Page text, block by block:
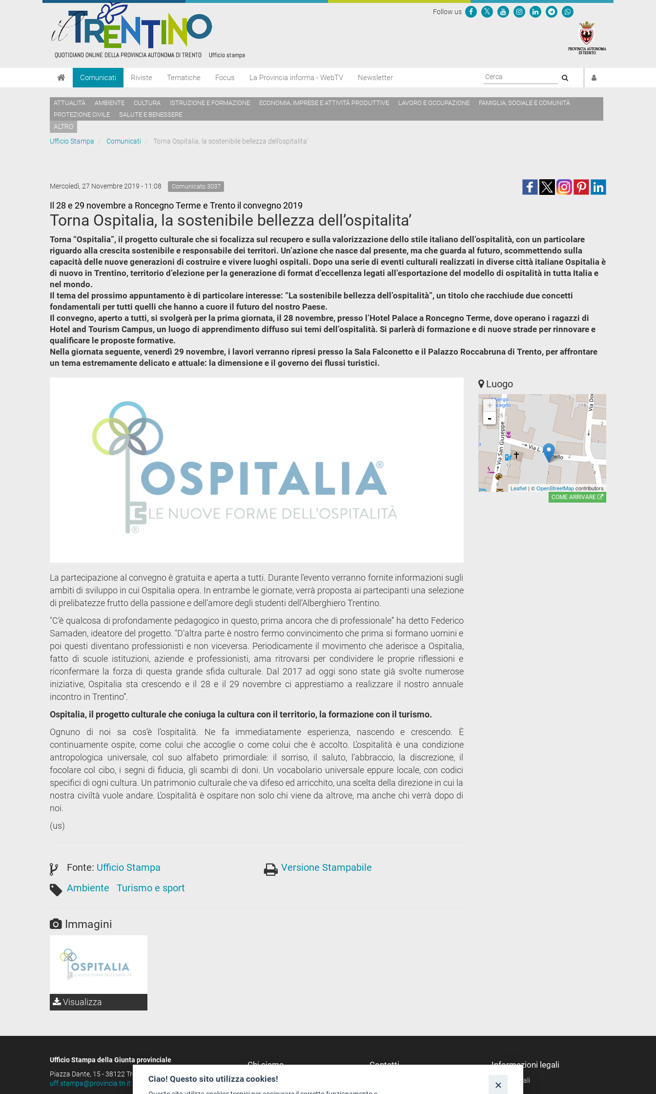
Follow us
Comunicati Riviste Tematiche Focus La Provincia informa - WebTV Newsletter
ATTUALITÀ AMBIENTE CULTURA ISTRUZIONE E FORMAZIONE ECONOMIA, IMPRESE E ATTIVITÀ PRODUTTIVE LAVORO E OCCUPAZIONE
FAMIGLIA, SOCIALE E COMUNITÀ
PROTEZIONE CIVILE
SALUTE E BENESSERE
ALTRO
Ufficio Stampa
Comunicati Torna Ospitalia, la sostenibile bellezza dell’ospitalita’
Mercoledì, 27 Novembre 2019 - 11:08 Comunicato 3037
Il 28 e 29 novembre a Roncegno Terme e Trento il convegno 2019
Torna Ospitalia, la sostenibile bellezza dell’ospitalita’
Torna “Ospitalia”, il progetto culturale che si focalizza sul recupero e sulla valorizzazione dello stile italiano dell’ospitalità, con un particolare
riguardo alla crescita sostenibile e responsabile dei territori. Un’azione che nasce dal presente, ma che guarda al futuro, scommettendo sulla
capacità delle nuove generazioni di costruire e vivere luoghi ospitali. Dopo una serie di eventi culturali realizzati in diverse città italiane Ospitalia è
di nuovo in Trentino, territorio d’elezione per la generazione di format d’eccellenza legati all’esportazione del modello di ospitalità in tutta Italia e
nel mondo.
Il tema del prossimo appuntamento è di particolare interesse: “La sostenibile bellezza dell’ospitalità”, un titolo che racchiude due concetti
fondamentali per tutti quelli che hanno a cuore il futuro del nostro Paese.
Il convegno, aperto a tutti, si svolgerà per la prima giornata, il 28 novembre, presso l’Hotel Palace a Roncegno Terme, dove operano i ragazzi di
Hotel and Tourism Campus, un luogo di apprendimento diffuso sui temi dell’ospitalità. Si parlerà di formazione e di nuove strade per rinnovare e
qualificare le proposte formative.
Nella giornata seguente, venerdì 29 novembre, i lavori verranno ripresi presso la Sala Falconetto e il Palazzo Roccabruna di Trento, per affrontare
un tema estremamente delicato e attuale: la dimensione e il governo dei flussi turistici.
La partecipazione al convegno è gratuita e aperta a tutti. Durante l’evento verranno fornite informazioni sugli
ambiti di sviluppo in cui Ospitalia opera. In entrambe le giornate, verrà proposta ai partecipanti una selezione
di prelibatezze frutto della passione e dell’amore degli studenti dell’Alberghiero Trentino.
"C’è qualcosa di profondamente pedagogico in questo, prima ancora che di professionale” ha detto Federico
Samaden, ideatore del progetto. "D’altra parte è nostro fermo convincimento che prima si formano uomini e
poi questi diventano professionisti e non viceversa. Periodicamente il movimento che aderisce a Ospitalia,
fatto di scuole istituzioni, aziende e professionisti, ama ritrovarsi per condividere le proprie riflessioni e
riconfermare la forza di questa grande sfida culturale. Dal 2017 ad oggi sono state già svolte numerose
iniziative, Ospitalia sta crescendo e il 28 e il 29 novembre ci apprestiamo a realizzare il nostro annuale
incontro in Trentino”.
Ospitalia, il progetto culturale che coniuga la cultura con il territorio, la formazione con il turismo.
Ognuno di noi sa cos’è l’ospitalità. Ne fa immediatamente esperienza, nascendo e crescendo. È
continuamente ospite, come colui che accoglie o come colui che è accolto. L’ospitalità è una condizione
antropologica universale, col suo alfabeto primordiale: il sorriso, il saluto, l’abbraccio, la discrezione, il
focolare col cibo, i segni di fiducia, gli scambi di doni. Un vocabolario universale eppure locale, con codici
specifici di ogni cultura. Un patrimonio culturale che va difeso ed arricchito, una scelta della direzione in cui la
nostra civiltà vuole andare. L’ospitalità è ospitare non solo chi viene da altrove, ma anche chi verrà dopo di
noi.
(us)
Fonte: Ufficio Stampa
Ambiente
Turismo e sport
Versione Stampabile
Immagini
Visualizza
Luogo
+
-
Leaflet | ©OpenStreetMapcontributors
COME ARRIVARE
Ufficio Stampa della Giunta provinciale
Piazza Dante, 15 - 38122 Trento (IT)
uff.stampa@provincia.tn.it
Chi siamo
Redazione
Contatti Informazioni legali
Note legali
Ciao! Questo sito utilizza cookies!